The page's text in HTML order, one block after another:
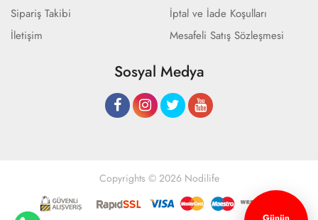
Sipariş Takibi
İletişim
İptal ve İade Koşulları
Mesafeli Satış Sözleşmesi
Sosyal Medya
Copyrights © 2026 Nodilife